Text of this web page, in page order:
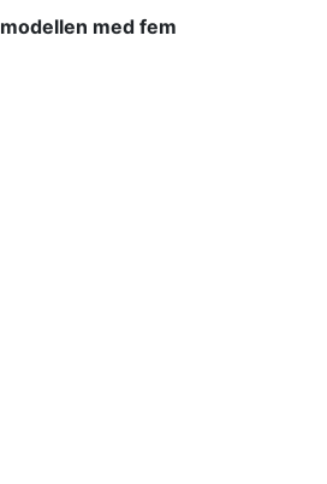
modellen med fem